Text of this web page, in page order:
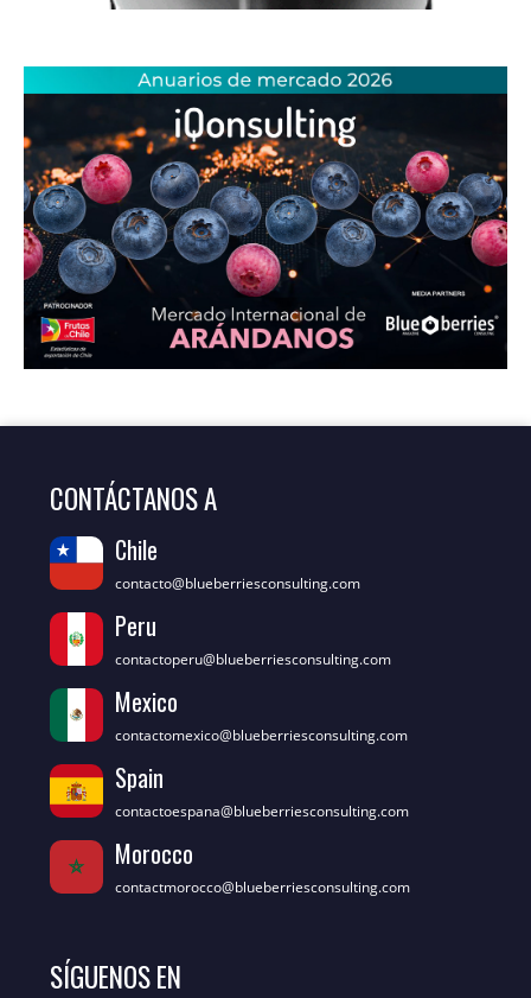
CONTÁCTANOS A
Chile
contacto@blueberriesconsulting.com
Peru
contactoperu@blueberriesconsulting.com
Mexico
contactomexico@blueberriesconsulting.com
Spain
contactoespana@blueberriesconsulting.com
Morocco
contactmorocco@blueberriesconsulting.com
SÍGUENOS EN